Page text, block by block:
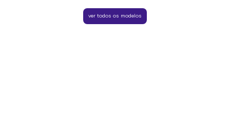
ver todos os modelos